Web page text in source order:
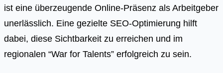
ist eine überzeugende Online-Präsenz als Arbeitgeber
unerlässlich. Eine gezielte SEO-Optimierung hilft
dabei, diese Sichtbarkeit zu erreichen und im
regionalen “War for Talents” erfolgreich zu sein.